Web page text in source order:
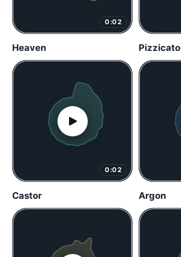
0:02
Heaven Pizzicato
0:02
Castor Argon